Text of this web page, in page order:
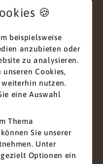
🍪
beispielsweise
anzubieten oder
zu analysieren.
Cookies,
weiterhin nutzen.
eine Auswahl
Thema
Sie unserer
Unter
Optionen ein